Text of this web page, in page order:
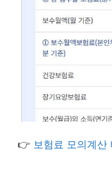
👉 보험료 모의계산